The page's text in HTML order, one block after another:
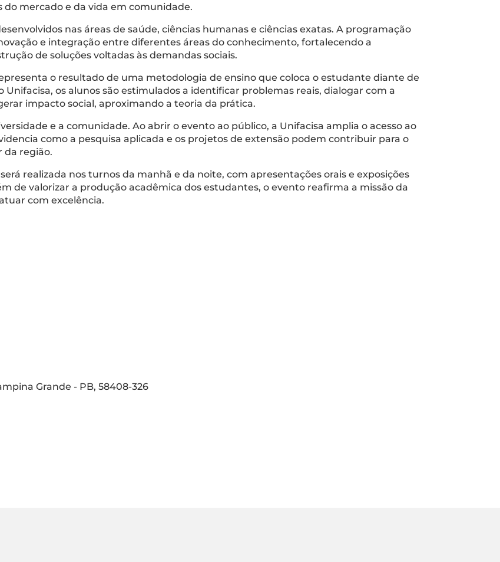
do mercado e da vida em comunidade.
nas áreas de saúde, ciências humanas e ciências exatas. A programação
e integração entre diferentes áreas do conhecimento, fortalecendo a
de soluções voltadas às demandas sociais.
o resultado de uma metodologia de ensino que coloca o estudante diante de
os alunos são estimulados a identificar problemas reais, dialogar com a
impacto social, aproximando a teoria da prática.
e a comunidade. Ao abrir o evento ao público, a Unifacisa amplia o acesso ao
como a pesquisa aplicada e os projetos de extensão podem contribuir para o
da região.
realizada nos turnos da manhã e da noite, com apresentações orais e exposições
de valorizar a produção acadêmica dos estudantes, o evento reafirma a missão da
com excelência.
Grande - PB, 58408-326